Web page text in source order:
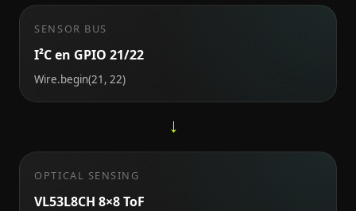
SENSOR BUS
I²C en GPIO 21/22
Wire.begin(21, 22)
→
OPTICAL SENSING
VL53L8CH 8×8 ToF